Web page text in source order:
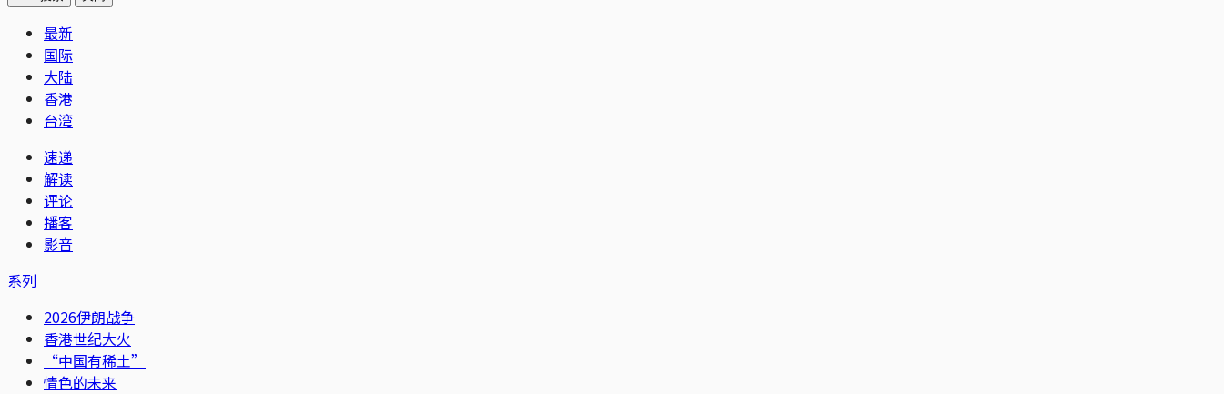
最新
国际
大陆
香港
台湾
速递
解读
评论
播客
影音
系列
2026伊朗战争
香港世纪大火
“中国有稀土”
情色的未来